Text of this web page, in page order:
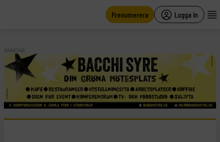
Prenumerera Logga in
ANNONS